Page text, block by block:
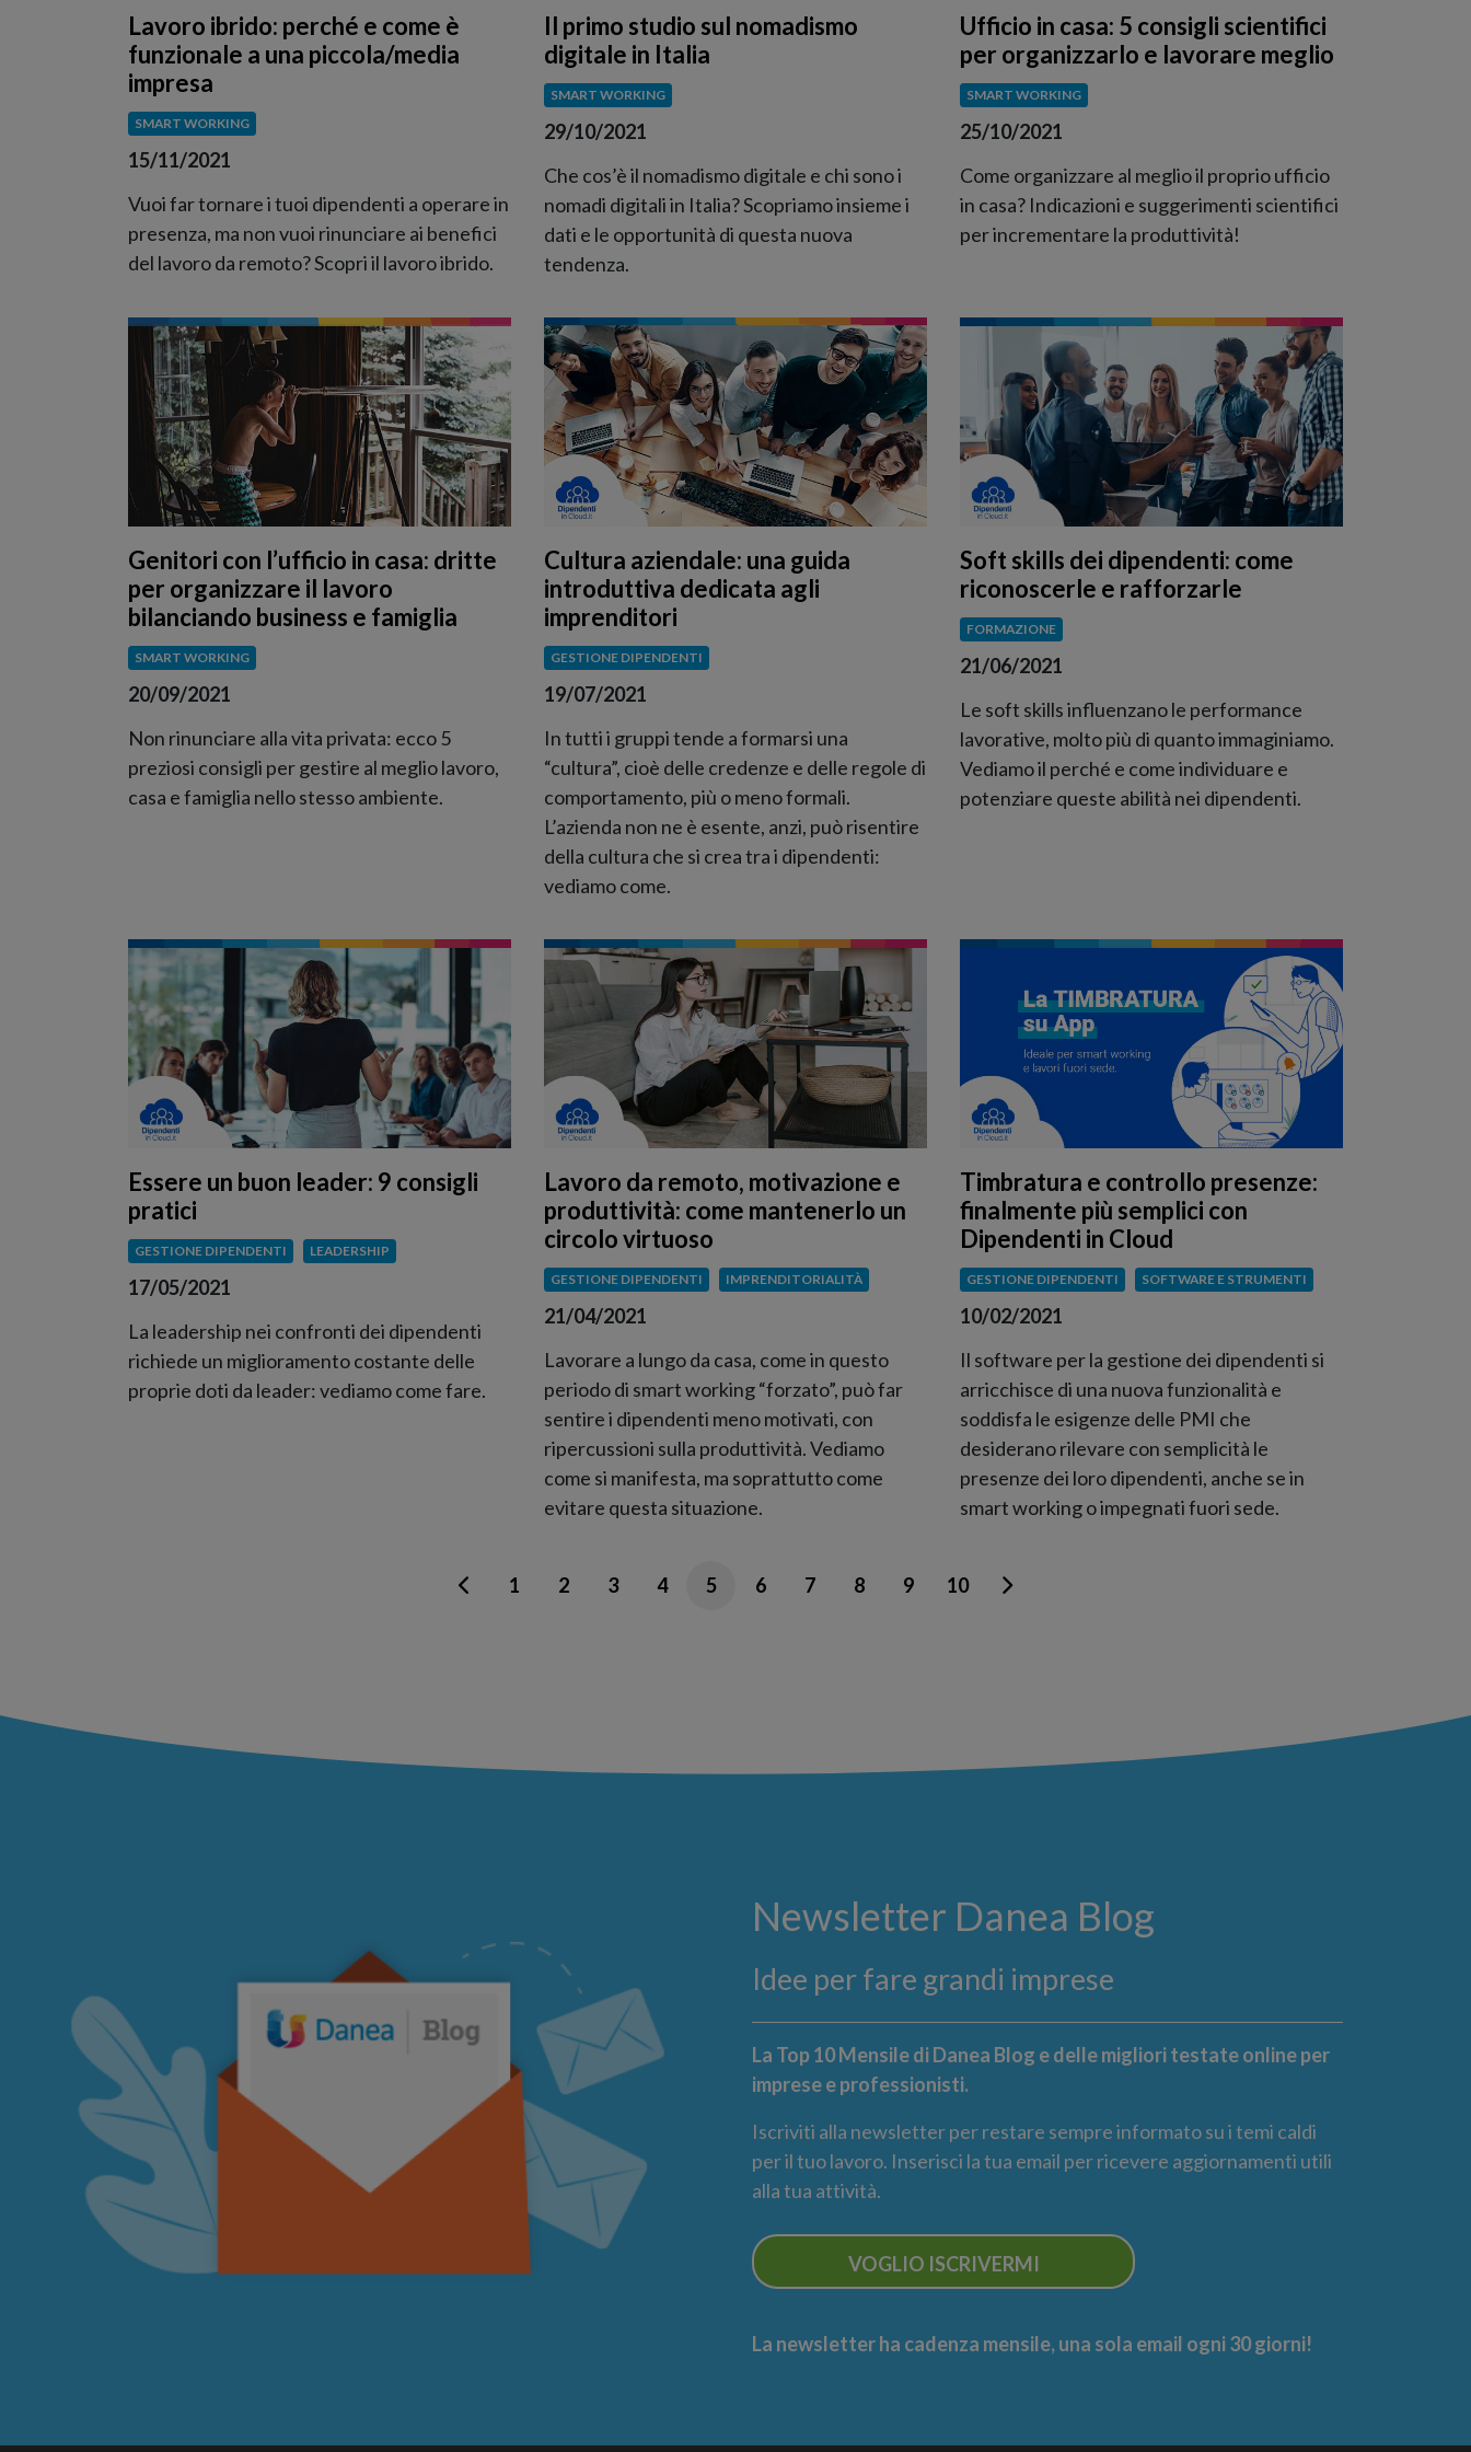
Lavoro ibrido: perché e come è
funzionale a una piccola/media
impresa
SMART WORKING
15/11/2021
Vuoi far tornare i tuoi dipendenti a operare in
presenza, ma non vuoi rinunciare ai benefici
del lavoro da remoto? Scopri il lavoro ibrido.
Il primo studio sul nomadismo
digitale in Italia
SMART WORKING
29/10/2021
Che cos’è il nomadismo digitale e chi sono i
nomadi digitali in Italia? Scopriamo insieme i
dati e le opportunità di questa nuova
tendenza.
Ufficio in casa: 5 consigli scientifici
per organizzarlo e lavorare meglio
SMART WORKING
25/10/2021
Come organizzare al meglio il proprio ufficio
in casa? Indicazioni e suggerimenti scientifici
per incrementare la produttività!
Genitori con l’ufficio in casa: dritte
per organizzare il lavoro
bilanciando business e famiglia
SMART WORKING
20/09/2021
Non rinunciare alla vita privata: ecco 5
preziosi consigli per gestire al meglio lavoro,
casa e famiglia nello stesso ambiente.
Cultura aziendale: una guida
introduttiva dedicata agli
imprenditori
GESTIONE DIPENDENTI
19/07/2021
In tutti i gruppi tende a formarsi una
“cultura”, cioè delle credenze e delle regole di
comportamento, più o meno formali.
L’azienda non ne è esente, anzi, può risentire
della cultura che si crea tra i dipendenti:
vediamo come.
Soft skills dei dipendenti: come
riconoscerle e rafforzarle
FORMAZIONE
21/06/2021
Le soft skills influenzano le performance
lavorative, molto più di quanto immaginiamo.
Vediamo il perché e come individuare e
potenziare queste abilità nei dipendenti.
Essere un buon leader: 9 consigli
pratici
GESTIONE DIPENDENTI LEADERSHIP
17/05/2021
La leadership nei confronti dei dipendenti
richiede un miglioramento costante delle
proprie doti da leader: vediamo come fare.
Lavoro da remoto, motivazione e
produttività: come mantenerlo un
circolo virtuoso
GESTIONE DIPENDENTI IMPRENDITORIALITÀ
21/04/2021
Lavorare a lungo da casa, come in questo
periodo di smart working “forzato”, può far
sentire i dipendenti meno motivati, con
ripercussioni sulla produttività. Vediamo
come si manifesta, ma soprattutto come
evitare questa situazione.
Timbratura e controllo presenze:
finalmente più semplici con
Dipendenti in Cloud
GESTIONE DIPENDENTI SOFTWARE E STRUMENTI
10/02/2021
Il software per la gestione dei dipendenti si
arricchisce di una nuova funzionalità e
soddisfa le esigenze delle PMI che
desiderano rilevare con semplicità le
presenze dei loro dipendenti, anche se in
smart working o impegnati fuori sede.
1 2 3 4 5 6 7 8 9 10
Newsletter Danea Blog
Idee per fare grandi imprese
La Top 10 Mensile di Danea Blog e delle migliori testate online per
imprese e professionisti.
Iscriviti alla newsletter per restare sempre informato su i temi caldi
per il tuo lavoro. Inserisci la tua email per ricevere aggiornamenti utili
alla tua attività.
VOGLIO ISCRIVERMI
La newsletter ha cadenza mensile, una sola email ogni 30 giorni!